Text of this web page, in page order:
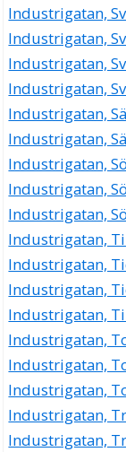
Industrigatan,
Industrigatan,
Industrigatan,
Industrigatan,
Industrigatan,
Industrigatan,
Industrigatan,
Industrigatan,
Industrigatan,
Industrigatan,
Industrigatan,
Industrigatan,
Industrigatan,
Industrigatan,
Industrigatan,
Industrigatan,
Industrigatan,
Industrigatan,